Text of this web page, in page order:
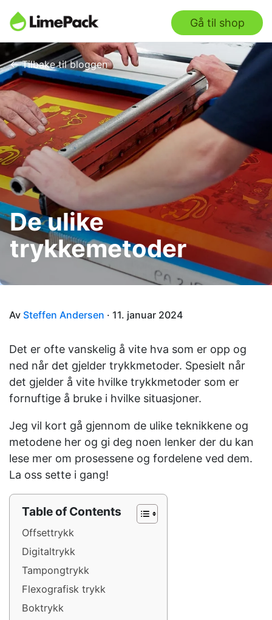
Gå til shop
← Tilbake til bloggen
De ulike
trykkemetoder
Av Steffen Andersen · 11. januar 2024
Det er ofte vanskelig å vite hva som er opp og
ned når det gjelder trykkmetoder. Spesielt når
det gjelder å vite hvilke trykkmetoder som er
fornuftige å bruke i hvilke situasjoner.
Jeg vil kort gå gjennom de ulike teknikkene og
metodene her og gi deg noen lenker der du kan
lese mer om prosessene og fordelene ved dem.
La oss sette i gang!
Table of Contents
Offsettrykk
Digitaltrykk
Tampongtrykk
Flexografisk trykk
Boktrykk